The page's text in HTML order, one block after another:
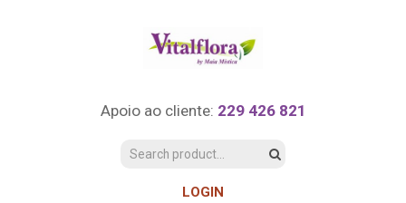
Apoio ao cliente: 229 426 821
LOGIN